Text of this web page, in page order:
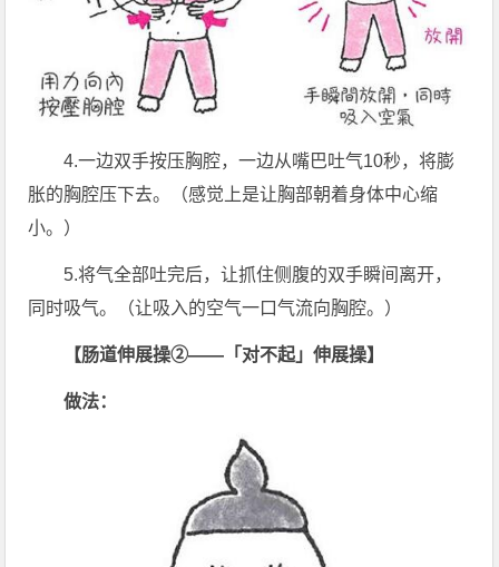
4.一边双手按压胸腔，一边从嘴巴吐气10秒，将膨
胀的胸腔压下去。（感觉上是让胸部朝着身体中心缩
小。）
5.将气全部吐完后，让抓住侧腹的双手瞬间离开，
同时吸气。（让吸入的空气一口气流向胸腔。）
【肠道伸展操②——「对不起」伸展操】
做法：